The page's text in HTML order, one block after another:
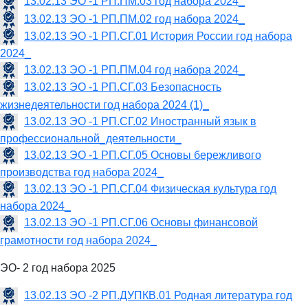
13.02.13 ЭО -1 РП.ПМ.02 год набора 2024_
13.02.13 ЭО -1 РП.СГ.01 История России год набора
2024_
13.02.13 ЭО -1 РП.ПМ.04 год набора 2024_
13.02.13 ЭО -1 РП.СГ.03 Безопасность
жизнедеятельности год набора 2024 (1)_
13.02.13 ЭО -1 РП.СГ.02 Иностранный язык в
профессиональной_деятельности_
13.02.13 ЭО -1 РП.СГ.05 Основы бережливого
производства год набора 2024_
13.02.13 ЭО -1 РП.СГ.04 Физическая культура год
набора 2024_
13.02.13 ЭО -1 РП.СГ.06 Основы финансовой
грамотности год набора 2024_
ЭО- 2 год набора 2025
13.02.13 ЭО -2 РП.ДУПКВ.01 Родная литература год